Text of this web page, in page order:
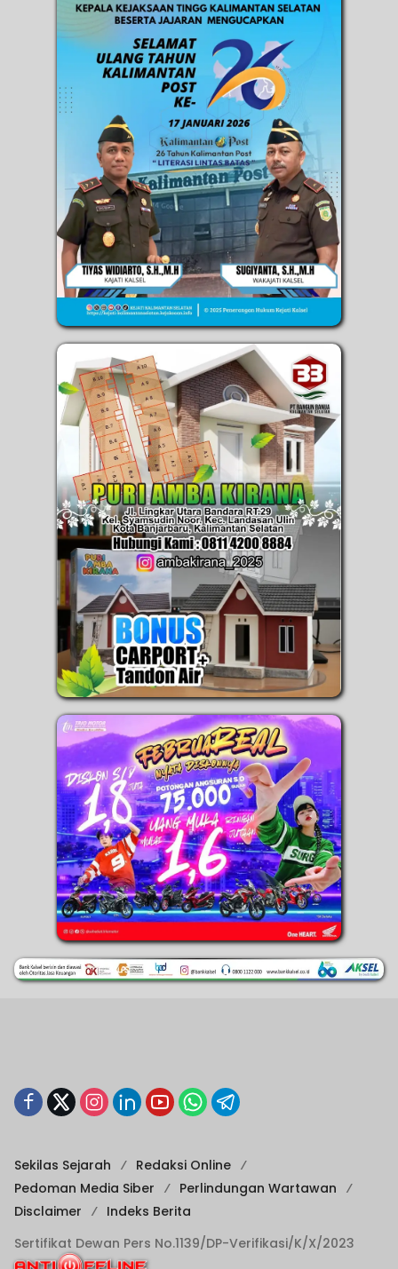
Sekilas Sejarah
Redaksi Online
Pedoman Media Siber
Perlindungan Wartawan
Disclaimer
Indeks Berita
Sertifikat Dewan Pers No.1139/DP-Verifikasi/K/X/2023